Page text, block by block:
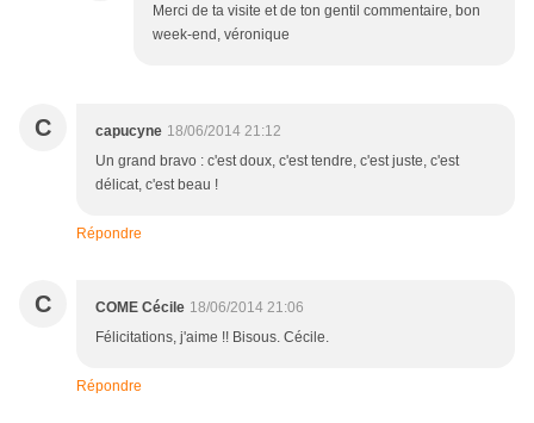
Merci de ta visite et de ton gentil commentaire, bon
week-end, véronique
C capucyne 18/06/2014 21:12
Un grand bravo : c'est doux, c'est tendre, c'est juste, c'est
délicat, c'est beau !
Répondre
C COME Cécile 18/06/2014 21:06
Félicitations, j'aime !! Bisous. Cécile.
Répondre